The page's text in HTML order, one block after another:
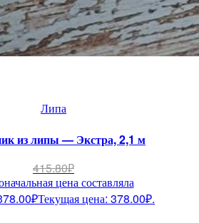
Липа
из липы — Экстра, 2,1 м
415.80₽
цена составляла
₽Текущая цена: 378.00₽.